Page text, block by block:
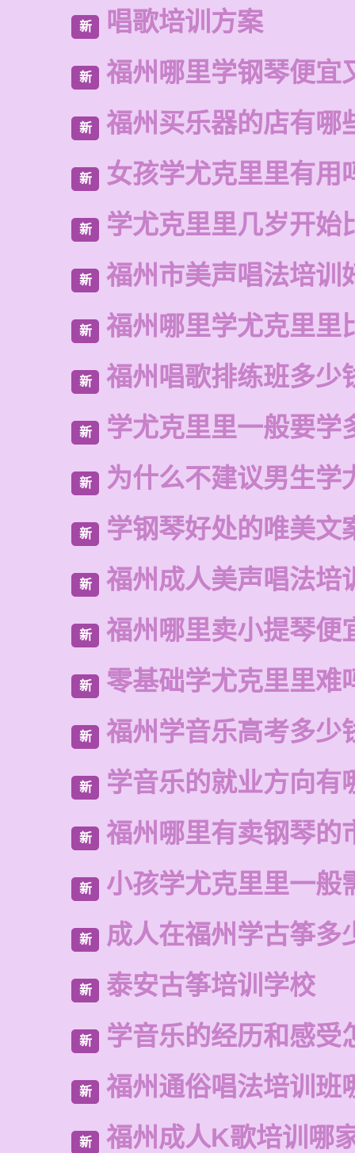
新 唱歌培训方案
新 福州哪里学钢琴便宜
新 福州买乐器的店有哪
新 女孩学尤克里里有用
新 学尤克里里几岁开始
新 福州市美声唱法培训
新 福州哪里学尤克里里
新 福州唱歌排练班多少
新 学尤克里里一般要学
新 为什么不建议男生学
新 学钢琴好处的唯美文
新 福州成人美声唱法培
新 福州哪里卖小提琴便
新 零基础学尤克里里难
新 福州学音乐高考多少
新 学音乐的就业方向有
新 福州哪里有卖钢琴的
新 小孩学尤克里里一般
新 成人在福州学古筝多
新 泰安古筝培训学校
新 学音乐的经历和感受
新 福州通俗唱法培训班
新 福州成人K歌培训哪